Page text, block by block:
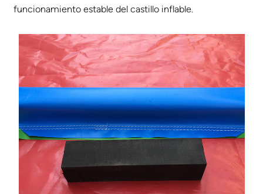
funcionamiento estable del castillo inflable.